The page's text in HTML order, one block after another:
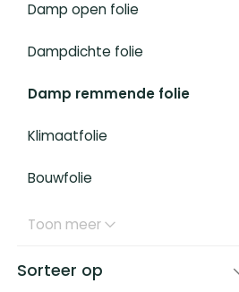
Damp open folie
Dampdichte folie
Damp remmende folie
Klimaatfolie
Bouwfolie
Toon meer
Sorteer op